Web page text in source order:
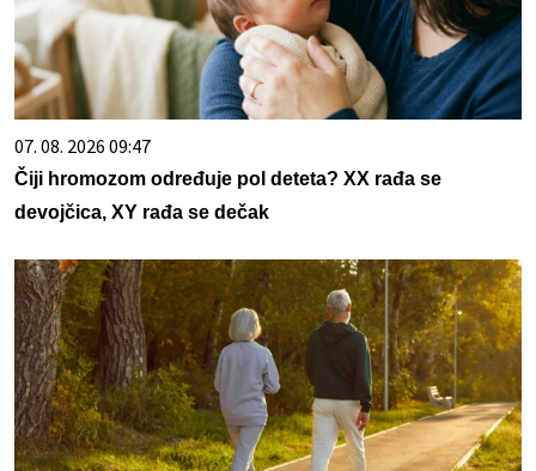
07. 08. 2026 09:47
Čiji hromozom određuje pol deteta? XX rađa se
devojčica, XY rađa se dečak